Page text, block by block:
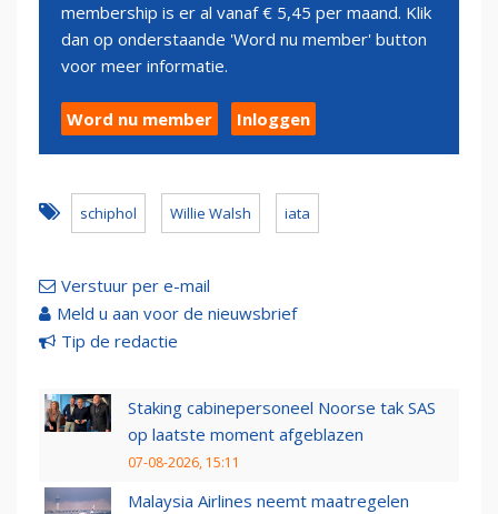
membership is er al vanaf € 5,45 per maand. Klik
dan op onderstaande 'Word nu member' button
voor meer informatie.
Word nu member Inloggen
schiphol Willie Walsh iata
Verstuur per e-mail
Meld u aan voor de nieuwsbrief
Tip de redactie
Staking cabinepersoneel Noorse tak SAS
op laatste moment afgeblazen
07-08-2026, 15:11
Malaysia Airlines neemt maatregelen